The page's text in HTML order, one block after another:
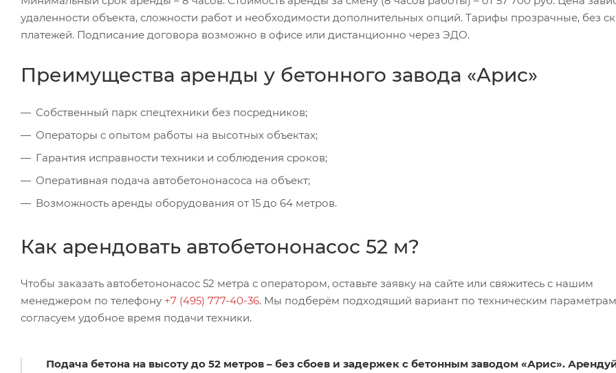
удаленности объекта, сложности работ и необходимости дополнительных опций. Тарифы прозрачные, без
платежей. Подписание договора возможно в офисе или дистанционно через ЭДО.
Преимущества аренды у бетонного завода «Арис»
Собственный парк спецтехники без посредников;
Операторы с опытом работы на высотных объектах;
Гарантия исправности техники и соблюдения сроков;
Оперативная подача автобетононасоса на объект;
Возможность аренды оборудования от 15 до 64 метров.
Как арендовать автобетононасос 52 м?
Чтобы заказать автобетононасос 52 метра с оператором, оставьте заявку на сайте или свяжитесь с нашим
менеджером по телефону +7 (495) 777-40-36. Мы подберём подходящий вариант по техническим
согласуем удобное время подачи техники.
Подача бетона на высоту до 52 метров – без сбоев и задержек с бетонным заводом «Арис».